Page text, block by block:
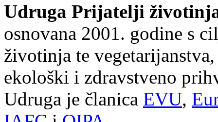
Udruga Prijatelji
osnovana 2001. godine s
životinja te
ekološki i zdravstveno
Udruga je članica EVU,